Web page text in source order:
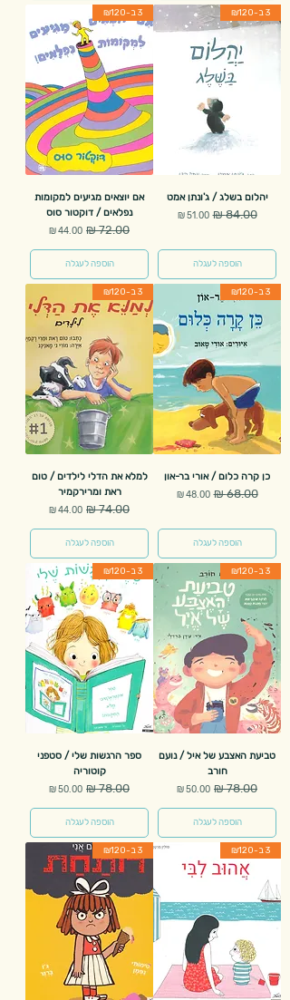
3 ב-₪120
יהלום בשלג / ג'ונתן אמט
מחיר רגיל‏84.00 ‏₪ מחיר מבצע‏51.00 ‏₪
הוספה לעגלה
3 ב-₪120
אם יוצאים מגיעים למקומות
נפלאים / דוקטור סוס
מחיר רגיל מחיר מבצע
הוספה לעגלה
3 ב-₪120
כן קרה כלום / אורי בר-און
מחיר רגיל‏68.00 ‏₪ מחיר מבצע‏48.00 ‏₪
הוספה לעגלה
3 ב-₪120
למלא את הדלי לילדים / טום
ראת ומרירקמיר
מחיר רגיל מחיר מבצע
הוספה לעגלה
3 ב-₪120
טביעת האצבע של איל / נועם
חורב
מחיר רגיל מחיר מבצע
הוספה לעגלה
3 ב-₪120
ספר הרגשות שלי / סטפני
קוטוריה
מחיר רגיל מחיר מבצע
הוספה לעגלה
3 ב-₪120 3 ב-₪120